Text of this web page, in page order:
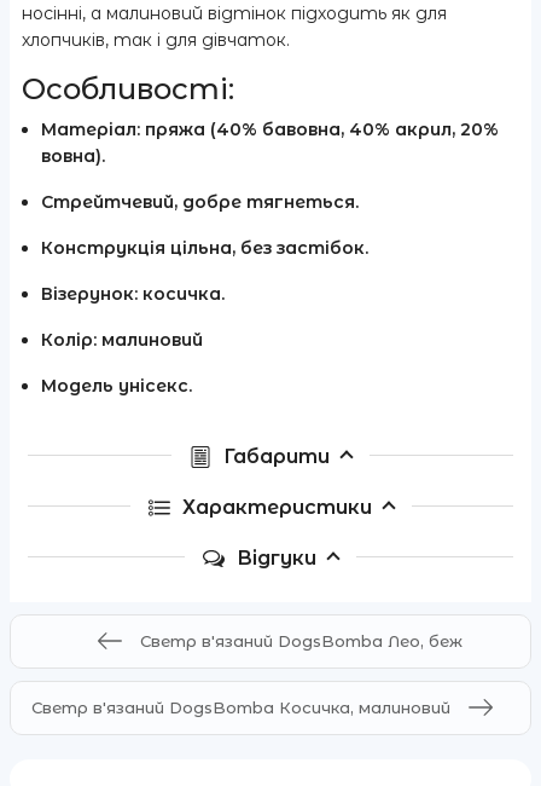
носінні, а малиновий відтінок підходить як для
хлопчиків, так і для дівчаток.
Особливості:
Матеріал: пряжа (40% бавовна, 40% акрил, 20%
вовна).
Стрейтчевий, добре тягнеться.
Конструкція цільна, без застібок.
Візерунок: косичка.
Колір: малиновий
Модель унісекс.
Габарити
Характеристики
Відгуки
Светр в'язаний DogsBomba Лео, беж
Светр в'язаний DogsBomba Косичка, малиновий